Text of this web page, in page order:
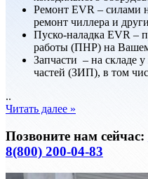
Ремонт EVR – силами
ремонт чиллера и
Пуско-наладка EVR –
работы (ПНР) на Вашем
Запчасти – на складе
частей (ЗИП), в том
..
Читать далее »
Позвоните нам сейчас:
8(800) 200-04-83